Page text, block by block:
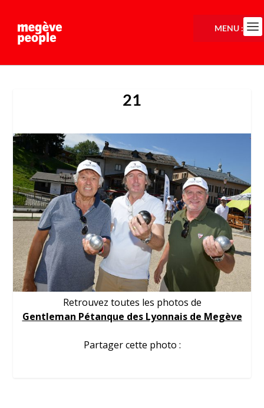
21
Retrouvez toutes les photos de
Gentleman Pétanque des Lyonnais de Megève
Partager cette photo :
MENU :